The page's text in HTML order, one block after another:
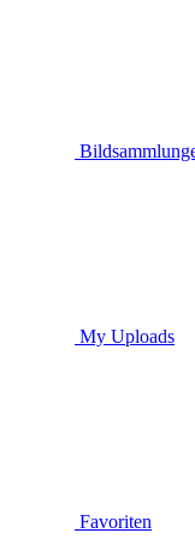
My Uploads
Favoriten